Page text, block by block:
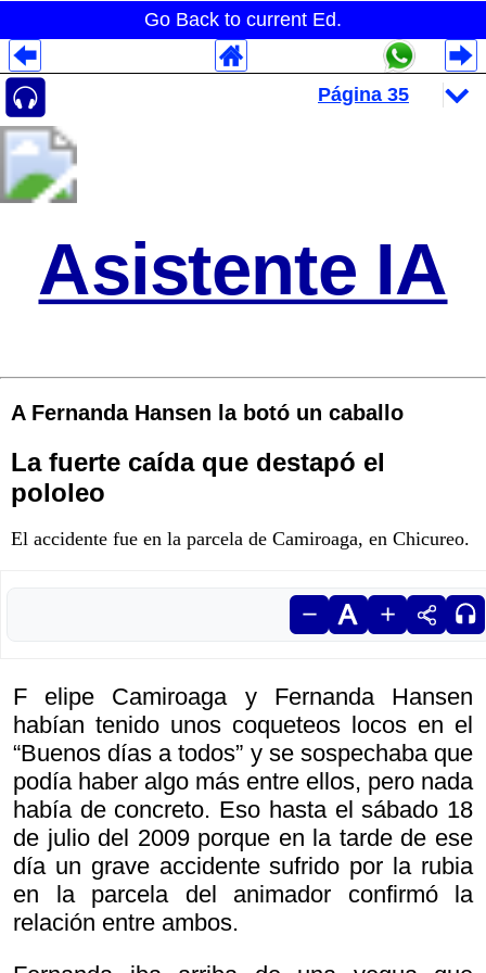
Go Back to current Ed.
Asistente IA
A Fernanda Hansen la botó un caballo
La fuerte caída que destapó el
pololeo
El accidente fue en la parcela de Camiroaga, en Chicureo.
F elipe Camiroaga y Fernanda Hansen
habían tenido unos coqueteos locos en el
“Buenos días a todos” y se sospechaba que
podía haber algo más entre ellos, pero nada
había de concreto. Eso hasta el sábado 18
de julio del 2009 porque en la tarde de ese
día un grave accidente sufrido por la rubia
en la parcela del animador confirmó la
relación entre ambos.
Despliegues Analytics
Despliegues Totales
Despliegues por Rubros